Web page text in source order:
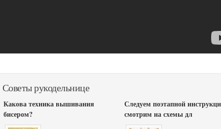
Советы рукодельнице
Какова техника вышивания
бисером?
Следуем поэтапной
смотрим на схемы дл